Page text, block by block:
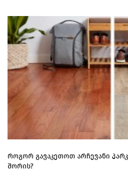
როგორ გავაკეთოთ არჩევანი
შორის?